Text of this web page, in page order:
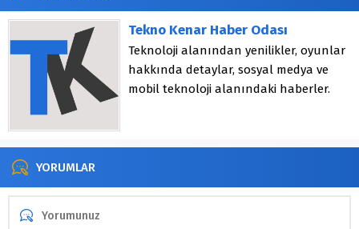
Tekno Kenar Haber Odası
Teknoloji alanından yenilikler, oyunlar
hakkında detaylar, sosyal medya ve
mobil teknoloji alanındaki haberler.
YORUMLAR